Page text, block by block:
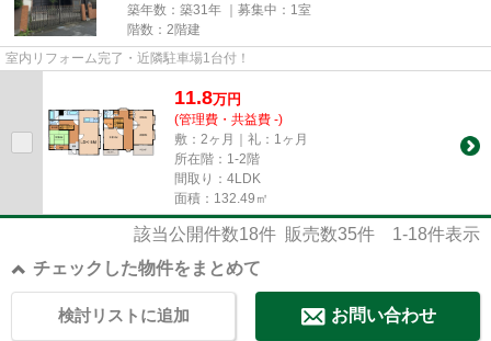
築年数：築31年 ｜募集中： 1室
階数：2階建
室内リフォーム完了・近隣駐車場1台付！
11.8万円
(管理費・共益費 -)
敷：2ヶ月｜礼：1ヶ月
所在階：1-2階
間取り：4LDK
面積：132.49㎡
該当公開件数18件 販売数35件 1-18件表示
チェックした物件をまとめて
お問い合わせ
検討リストに追加